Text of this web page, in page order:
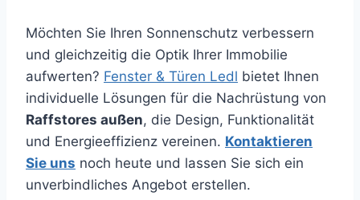
Möchten Sie Ihren Sonnenschutz verbessern
und gleichzeitig die Optik Ihrer Immobilie
aufwerten? Fenster & Türen Ledl bietet Ihnen
individuelle Lösungen für die Nachrüstung von
Raffstores außen, die Design, Funktionalität
und Energieeffizienz vereinen. Kontaktieren
Sie uns noch heute und lassen Sie sich ein
unverbindliches Angebot erstellen.